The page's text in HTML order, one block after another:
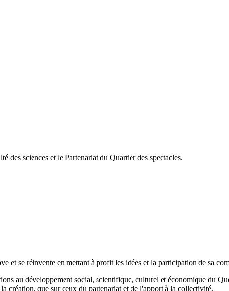
des sciences et le Partenariat du Quartier des spectacles.
se réinvente en mettant à profit les idées et la participation de sa
au développement social, scientifique, culturel et économique du
création, que sur ceux du partenariat et de l'apport à la collectivité.